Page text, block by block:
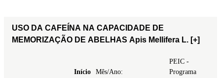
USO DA CAFEÍNA NA CAPACIDADE DE
MEMORIZAÇÃO DE ABELHAS Apis Mellifera L. [+]
Início
Mês/Ano:
PEIC -
Programa